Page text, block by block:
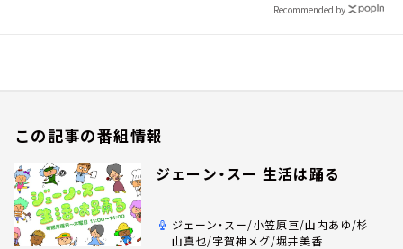
Recommended by
この記事の番組情報
ジェーン・スー 生活は踊る
ジェーン・スー/小笠原亘/山内あゆ/杉
山真也/宇賀神メグ/堀井美香